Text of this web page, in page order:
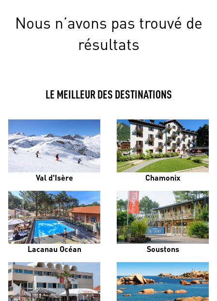
Nous n’avons pas trouvé de
résultats
LE MEILLEUR DES DESTINATIONS
Val d'Isère Chamonix
Lacanau Océan Soustons